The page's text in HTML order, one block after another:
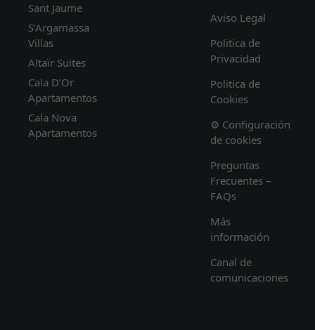
Sant Jaume
S’Argamassa
Villas
Altaïr Suites
Cala D’Or
Apartamentos
Cala Nova
Apartamentos
Aviso Legal
Politica de
Privacidad
Politica de
Cookies
⚙️ Configuración
de cookies
Preguntas
Frecuentes –
FAQs
Más
información
Canal de
comunicaciones